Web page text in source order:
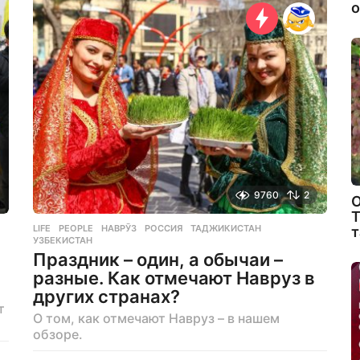
з
а
д
9760 2
LIFE ,PEOPLE НАВРӮЗ ,РОССИЯ ,ТАДЖИКИСТАН
УЗБЕКИСТАН
Праздник – один, а обычаи –
разные. Как отмечают Навруз в
других странах?
О том, как отмечают Навруз – в нашем
обзоре.